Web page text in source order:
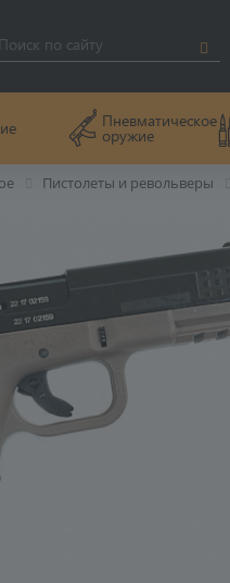
Пневматическое
оружие
Пистолеты и револьверы